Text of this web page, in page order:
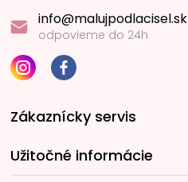
info@malujpodlacisel.sk
odpovieme do 24h
Zákaznícky servis
Užitočné informácie